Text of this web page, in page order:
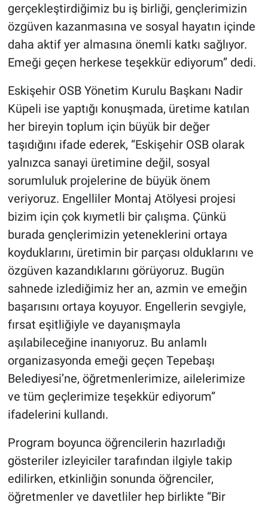
gerçekleştirdiğimiz bu iş birliği, gençlerimizin
özgüven kazanmasına ve sosyal hayatın içinde
daha aktif yer almasına önemli katkı sağlıyor.
Emeği geçen herkese teşekkür ediyorum” dedi.
Eskişehir OSB Yönetim Kurulu Başkanı Nadir
Küpeli ise yaptığı konuşmada, üretime katılan
her bireyin toplum için büyük bir değer
taşıdığını ifade ederek, “Eskişehir OSB olarak
yalnızca sanayi üretimine değil, sosyal
sorumluluk projelerine de büyük önem
veriyoruz. Engelliler Montaj Atölyesi projesi
bizim için çok kıymetli bir çalışma. Çünkü
burada gençlerimizin yeteneklerini ortaya
koyduklarını, üretimin bir parçası olduklarını ve
özgüven kazandıklarını görüyoruz. Bugün
sahnede izlediğimiz her an, azmin ve emeğin
başarısını ortaya koyuyor. Engellerin sevgiyle,
fırsat eşitliğiyle ve dayanışmayla
aşılabileceğine inanıyoruz. Bu anlamlı
organizasyonda emeği geçen Tepebaşı
Belediyesi’ne, öğretmenlerimize, ailelerimize
ve tüm geçlerimize teşekkür ediyorum”
ifadelerini kullandı.
Program boyunca öğrencilerin hazırladığı
gösteriler izleyiciler tarafından ilgiyle takip
edilirken, etkinliğin sonunda öğrenciler,
öğretmenler ve davetliler hep birlikte “Bir